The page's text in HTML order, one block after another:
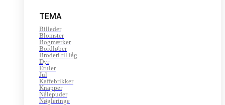
TEMA
Billeder
Blomster
Bogmærker
Bordløber
Broderi til låg
Dyr
Etuier
Jul
Kaffebrikker
Knapper
Nålepuder
Nøgleringe